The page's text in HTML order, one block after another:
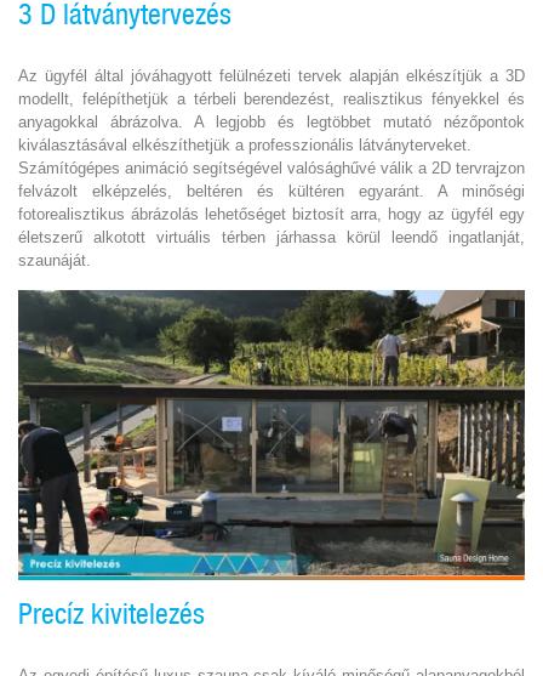
3 D látványtervezés
Az ügyfél által jóváhagyott felülnézeti tervek alapján elkészítjük a 3D
modellt, felépíthetjük a térbeli berendezést, realisztikus fényekkel és
anyagokkal ábrázolva. A legjobb és legtöbbet mutató nézőpontok
kiválasztásával elkészíthetjük a professzionális látványterveket.
Számítógépes animáció segítségével valósághűvé válik a 2D tervrajzon
felvázolt elképzelés, beltéren és kültéren egyaránt. A minőségi
fotorealisztikus ábrázolás lehetőséget biztosít arra, hogy az ügyfél egy
életszerű alkotott virtuális térben járhassa körül leendő ingatlanját,
szaunáját.
Precíz kivitelezés